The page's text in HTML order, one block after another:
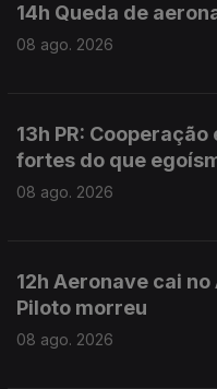
14h Queda de
08 ago. 2026
13h PR:
fortes do que
08 ago. 2026
12h Aeronave cai
Piloto morreu
08 ago. 2026